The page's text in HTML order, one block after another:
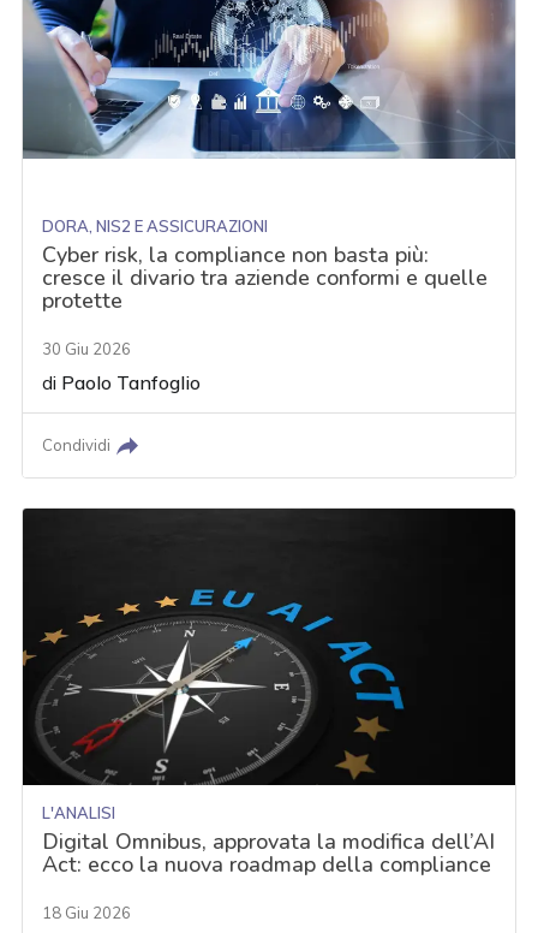
DORA, NIS2 E ASSICURAZIONI
Cyber risk, la compliance non basta più:
cresce il divario tra aziende conformi e quelle
protette
30 Giu 2026
di Paolo Tanfoglio
Condividi
L'ANALISI
Digital Omnibus, approvata la modifica dell’AI
Act: ecco la nuova roadmap della compliance
18 Giu 2026